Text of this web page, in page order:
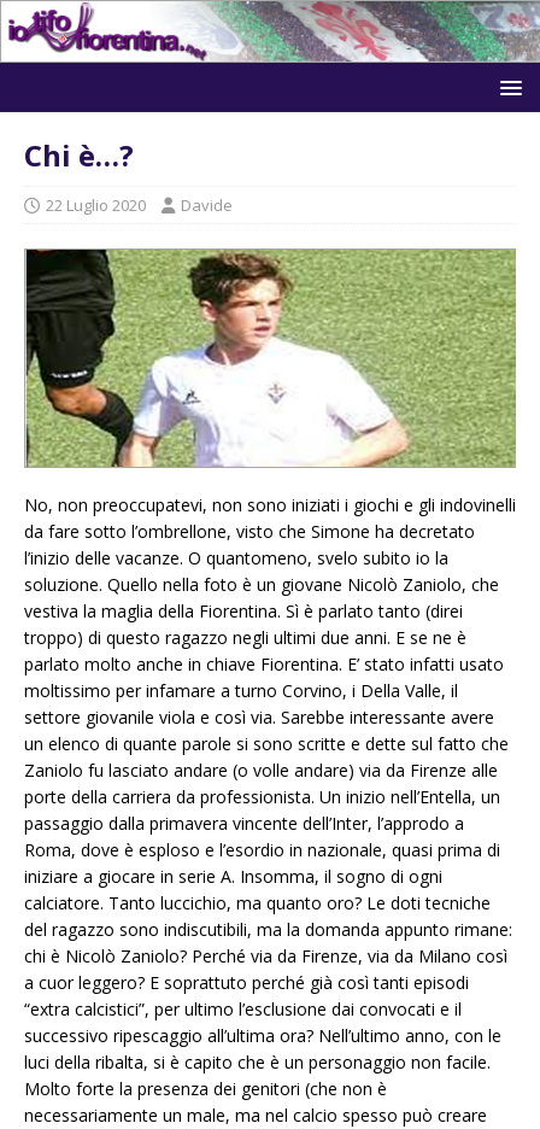
Chi è…?
22 Luglio 2020 Davide
No, non preoccupatevi, non sono iniziati i giochi e gli indovinelli
da fare sotto l’ombrellone, visto che Simone ha decretato
l’inizio delle vacanze. O quantomeno, svelo subito io la
soluzione. Quello nella foto è un giovane Nicolò Zaniolo, che
vestiva la maglia della Fiorentina. Sì è parlato tanto (direi
troppo) di questo ragazzo negli ultimi due anni. E se ne è
parlato molto anche in chiave Fiorentina. E’ stato infatti usato
moltissimo per infamare a turno Corvino, i Della Valle, il
settore giovanile viola e così via. Sarebbe interessante avere
un elenco di quante parole si sono scritte e dette sul fatto che
Zaniolo fu lasciato andare (o volle andare) via da Firenze alle
porte della carriera da professionista. Un inizio nell’Entella, un
passaggio dalla primavera vincente dell’Inter, l’approdo a
Roma, dove è esploso e l’esordio in nazionale, quasi prima di
iniziare a giocare in serie A. Insomma, il sogno di ogni
calciatore. Tanto luccichio, ma quanto oro? Le doti tecniche
del ragazzo sono indiscutibili, ma la domanda appunto rimane:
chi è Nicolò Zaniolo? Perché via da Firenze, via da Milano così
a cuor leggero? E soprattuto perché già così tanti episodi
“extra calcistici”, per ultimo l’esclusione dai convocati e il
successivo ripescaggio all’ultima ora? Nell’ultimo anno, con le
luci della ribalta, si è capito che è un personaggio non facile.
Molto forte la presenza dei genitori (che non è
necessariamente un male, ma nel calcio spesso può creare